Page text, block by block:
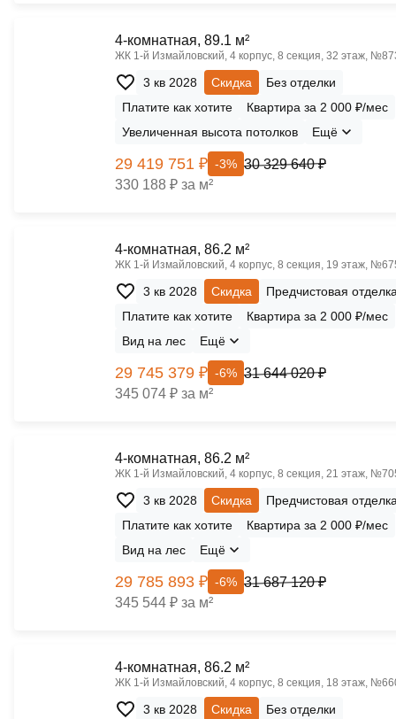
4-комнатная, 89.1 м²
ЖК 1‑й Измайловский, 4 корпус, 8 секция, 32 этаж,
3 кв 2028 Скидка
Без отделки
Платите как хотите
Квартира за 2 000 ₽/мес
Увеличенная высота потолков
Ещё
29 419 751 ₽ -3% 30 329 640 ₽
330 188 ₽ за м²
4-комнатная, 86.2 м²
ЖК 1‑й Измайловский, 4 корпус, 8 секция, 19 этаж,
3 кв 2028 Скидка
Предчистовая
Платите как хотите
Квартира за 2 000 ₽/мес
Вид на лес
Ещё
29 745 379 ₽ -6% 31 644 020 ₽
345 074 ₽ за м²
4-комнатная, 86.2 м²
ЖК 1‑й Измайловский, 4 корпус, 8 секция, 21 этаж,
3 кв 2028 Скидка
Предчистовая
Платите как хотите
Квартира за 2 000 ₽/мес
Вид на лес
Ещё
29 785 893 ₽ -6% 31 687 120 ₽
345 544 ₽ за м²
4-комнатная, 86.2 м²
ЖК 1‑й Измайловский, 4 корпус, 8 секция, 18 этаж,
3 кв 2028 Скидка Без отделки